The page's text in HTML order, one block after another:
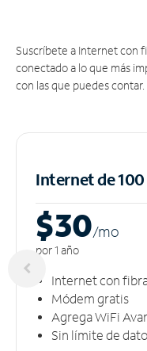
Suscríbete a Internet con
conectado a lo que más
con las que puedes contar.
Internet de
$30/mo
por 1 año
Internet con
Módem gratis
Agrega WiFi
Sin límite de